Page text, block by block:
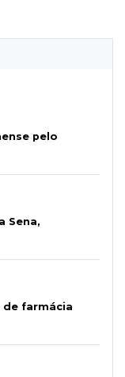
pelo
Sena,
de farmácia